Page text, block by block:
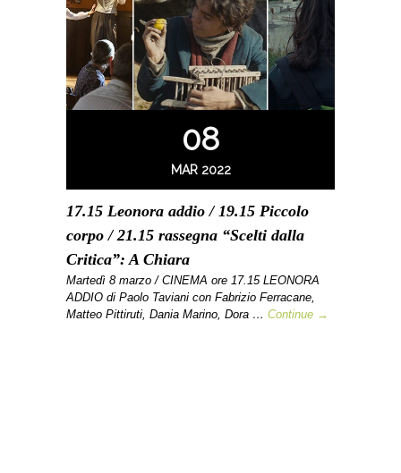
08
MAR 2022
17.15 Leonora addio / 19.15 Piccolo
corpo / 21.15 rassegna “Scelti dalla
Critica”: A Chiara
Martedì 8 marzo / CINEMA ore 17.15 LEONORA
ADDIO di Paolo Taviani con Fabrizio Ferracane,
Matteo Pittiruti, Dania Marino, Dora … Continue →